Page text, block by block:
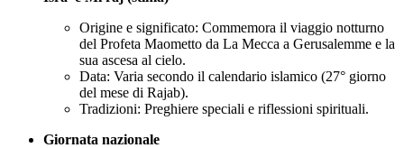
Origine e significato: Commemora il viaggio notturno
del Profeta Maometto da La Mecca a Gerusalemme e la
sua ascesa al cielo.
Data: Varia secondo il calendario islamico (27° giorno
del mese di Rajab).
Tradizioni: Preghiere speciali e riflessioni spirituali.
Giornata nazionale